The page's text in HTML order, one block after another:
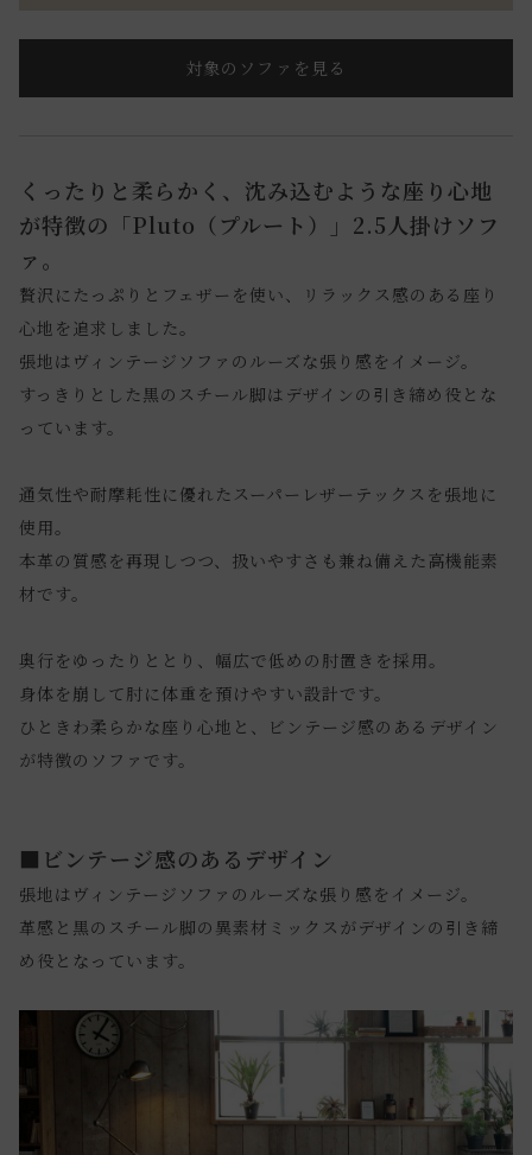
対象のソファを見る
くったりと柔らかく、沈み込むような座り心地
が特徴の「Pluto（プルート）」2.5人掛けソフ
ァ。
贅沢にたっぷりとフェザーを使い、リラックス感のある座り
心地を追求しました。
張地はヴィンテージソファのルーズな張り感をイメージ。
すっきりとした黒のスチール脚はデザインの引き締め役とな
っています。
通気性や耐摩耗性に優れたスーパーレザーテックスを張地に
使用。
本革の質感を再現しつつ、扱いやすさも兼ね備えた高機能素
材です。
奥行をゆったりととり、幅広で低めの肘置きを採用。
身体を崩して肘に体重を預けやすい設計です。
ひときわ柔らかな座り心地と、ビンテージ感のあるデザイン
が特徴のソファです。
■ビンテージ感のあるデザイン
張地はヴィンテージソファのルーズな張り感をイメージ。
革感と黒のスチール脚の異素材ミックスがデザインの引き締
め役となっています。